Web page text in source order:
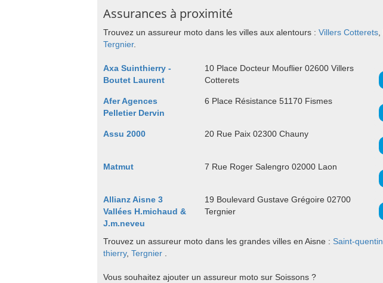
Assurances à proximité
Trouvez un assureur moto dans les villes aux alentours : Villers Cotterets
Tergnier.
Axa Suinthierry -
Boutet Laurent
10 Place Docteur Mouflier 02600 Villers
Cotterets
Afer Agences
Pelletier Dervin
6 Place Résistance 51170 Fismes
Assu 2000
20 Rue Paix 02300 Chauny
Matmut
7 Rue Roger Salengro 02000 Laon
Allianz Aisne 3
Vallées H.michaud &
J.m.neveu
19 Boulevard Gustave Grégoire 02700
Tergnier
Trouvez un assureur moto dans les grandes villes en Aisne : Saint-quentin
thierry, Tergnier
Vous souhaitez ajouter un assureur moto sur Soissons ?